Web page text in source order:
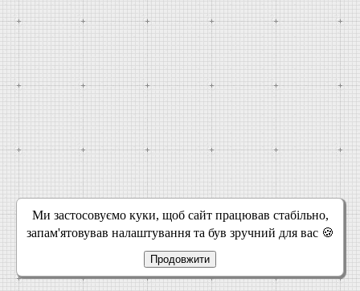
Ми застосовуємо куки, щоб сайт працював стабільно,
запам'ятовував налаштування та був зручний для вас 🍪
Продовжити